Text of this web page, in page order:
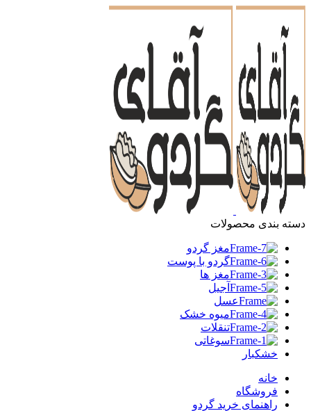
دسته بندی محصولات
مغز گردو
گردو با پوست
مغز ها
آجیل
عسل
میوه خشک
تنقلات
سوغاتی
خشکبار
خانه
فروشگاه
راهنمای خرید گردو